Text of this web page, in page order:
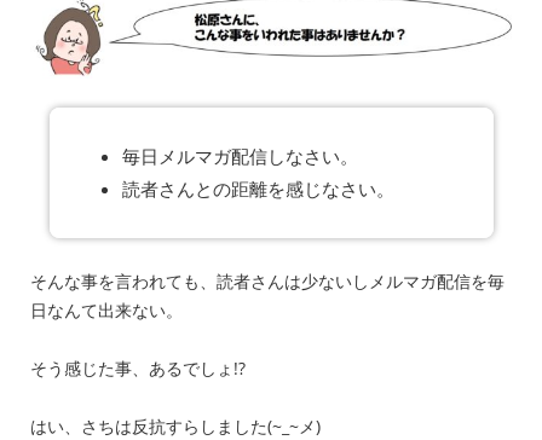
毎日メルマガ配信しなさい。
読者さんとの距離を感じなさい。
そんな事を言われても、読者さんは少ないしメルマガ配信を毎
日なんて出来ない。
そう感じた事、あるでしょ!?
はい、さちは反抗すらしました(~_~メ)